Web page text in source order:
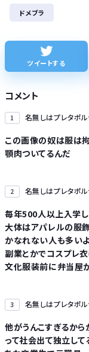
シカ「ヒマワリ全
Powered by livedoor
ドメブラ
ツイートする
コメント
1 名無しはプレタポ
この画像の奴は服は
顎肉ついてるんだ
2 名無しはプレタポ
毎年500人以上入学
大体はアパレルの服
かなれない人も多い
副業とかでコスプレ
文化服装前に弁当屋
3 名無しはプレタポ
他がうんこすぎるか
って社会出て独立して